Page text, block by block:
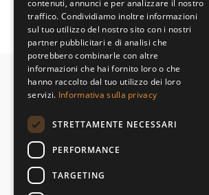
Dona il 5 x 1000 e aiutaci
Contatti
Cooperativa Sociale La
Sociale
contenuti, annunci e per analizzare il nostro
traffico. Condividiamo inoltre informazioni
sul tuo utilizzo del nostro sito con i nostri
partner pubblicitari e di analisi che
potrebbero combinarle con altre
informazioni che hai fornito loro o che
hanno raccolto dal tuo utilizzo dei loro
servizi. Informativa sulla privacy
STRETTAMENTE NECESSARI
PERFORMANCE
TARGETING